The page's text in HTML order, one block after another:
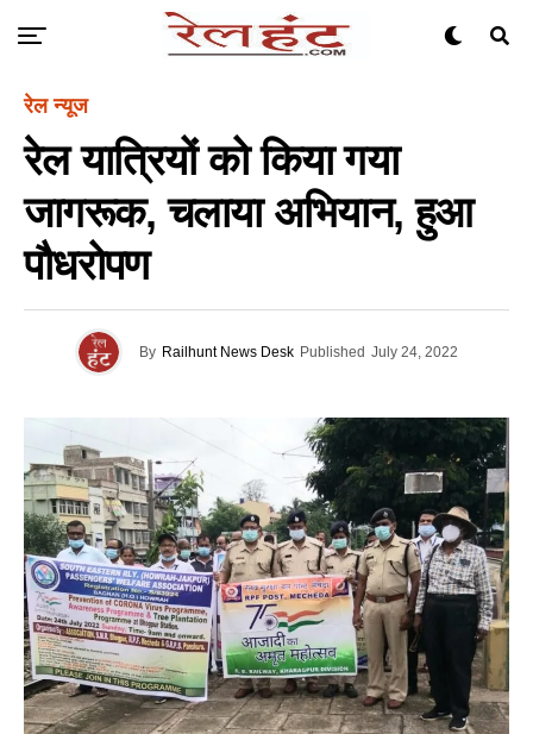
रेल न्यूज
रेल यात्रियों को किया गया
जागरूक, चलाया अभियान, हुआ
पौधरोपण
By Railhunt News Desk Published July 24, 2022